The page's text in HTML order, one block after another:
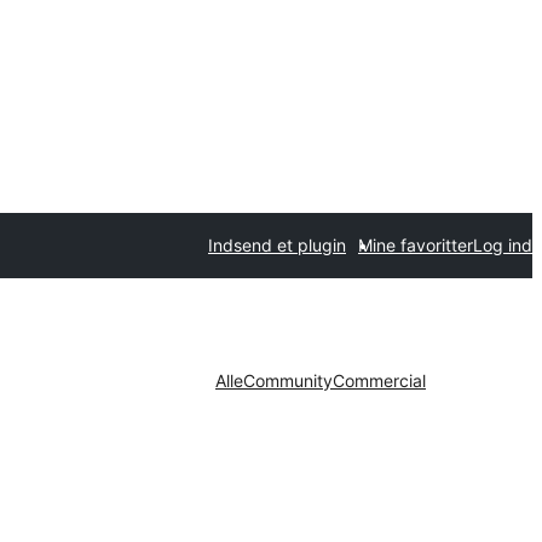
Indsend et plugin Mine favoritterLog ind
AlleCommunityCommercial